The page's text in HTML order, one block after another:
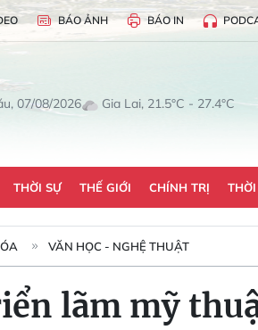
BÁO ẢNH BÁO IN
07/08/2026 Gia Lai, 21.5°C - 27.4°C
THỜI SỰ THẾ GIỚI CHÍNH TRỊ
VĂN HỌC - NGHỆ THUẬT
lãm mỹ